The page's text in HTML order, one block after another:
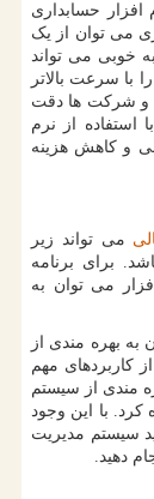
حسابداری
می توان از یک
خوبی می‌ تواند
با سرعت بالاتر
و شرکت ها دقت
استفاده از نرم
و کاهش هزینه
می تواند زیر
برای برنامه
می توان به
به بهره مندی از
کاربردهای مهم
مندی از سیستم
با این وجود
سیستم مدیریت
دهید.